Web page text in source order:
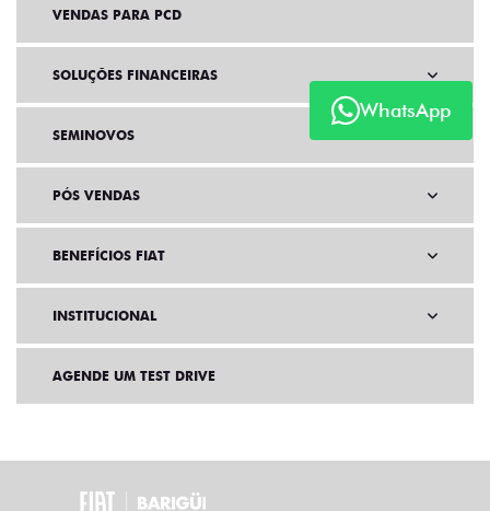
WhatsApp
VENDAS PARA PCD
SOLUÇÕES FINANCEIRAS
SEMINOVOS
PÓS VENDAS
BENEFÍCIOS FIAT
INSTITUCIONAL
AGENDE UM TEST DRIVE